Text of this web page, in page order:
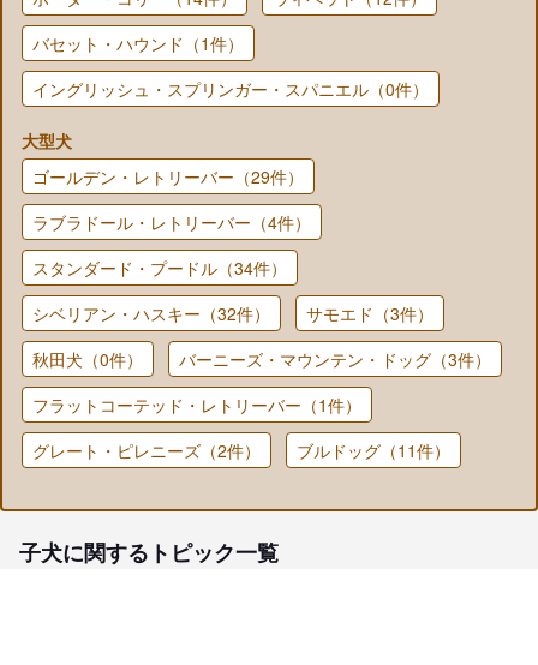
バセット・ハウンド（1件）
イングリッシュ・スプリンガー・スパニエル（0件）
大型犬
ゴールデン・レトリーバー（29件）
ラブラドール・レトリーバー（4件）
スタンダード・プードル（34件）
シベリアン・ハスキー（32件）
サモエド（3件）
秋田犬（0件）
バーニーズ・マウンテン・ドッグ（3件）
フラットコーテッド・レトリーバー（1件）
グレート・ピレニーズ（2件）
ブルドッグ（11件）
子犬に関するトピック一覧